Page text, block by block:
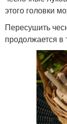
этого головки
Пересушить
продолжается в